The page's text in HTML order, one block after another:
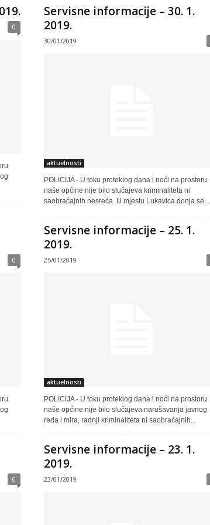
0
Servisne informacije – 30. 1.
2019.
30/01/2019
aktuelnosti
POLICIJA - U toku proteklog dana i noći na prostoru
naše općine nije bilo slučajeva kriminaliteta ni
saobraćajnih nesreća. U mjestu Lukavica donja se...
0
Servisne informacije – 25. 1.
2019.
25/01/2019
aktuelnosti
POLICIJA - U toku proteklog dana i noći na prostoru
naše općine nije bilo slučajeva narušavanja javnog
reda i mira, radnji kriminaliteta ni saobraćajnih...
0
Servisne informacije – 23. 1.
2019.
23/01/2019